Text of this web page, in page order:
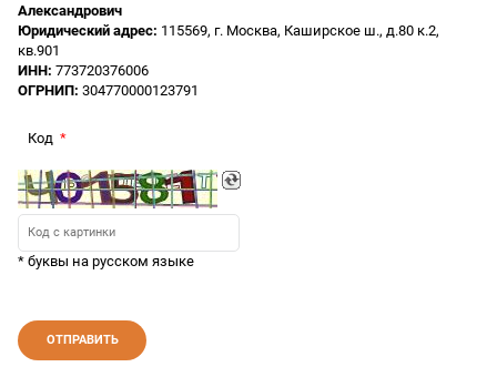
Александрович
Юридический адрес: 115569, г. Москва, Каширское ш., д.80 к.2,
кв.901
ИНН: 773720376006
ОГРНИП: 304770000123791
Код
* буквы на русском языке